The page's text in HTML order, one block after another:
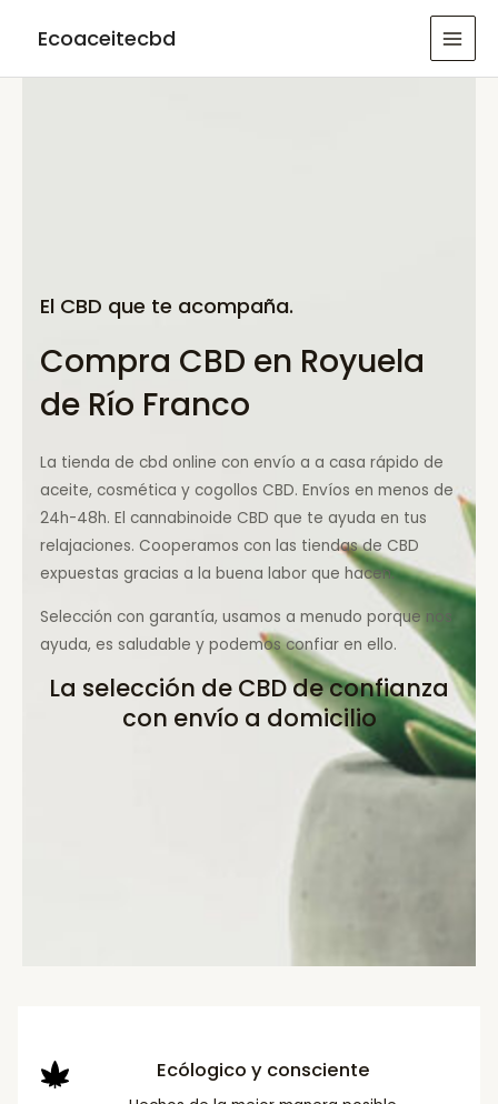
Ecoaceitecbd
El CBD que te acompaña.
Compra CBD en Royuela
de Río Franco
La tienda de cbd online con envío a a casa rápido de
aceite, cosmética y cogollos CBD. Envíos en menos de
24h-48h. El cannabinoide CBD que te ayuda en tus
relajaciones. Cooperamos con las tiendas de CBD
expuestas gracias a la buena labor que hacen.
Selección con garantía, usamos a menudo porque nos
ayuda, es saludable y podemos confiar en ello.
La selección de CBD de confianza
con envío a domicilio
Ecólogico y consciente